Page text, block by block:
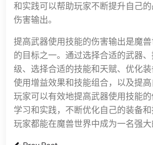
和实践可以帮助玩家不断提升自己
伤害输出。
提高武器使用技能的伤害输出是魔
的目标之一。通过选择合适的武器
级、选择合适的技能和天赋、优化装
使用增益效果和技能组合，以及提高
玩家可以有效地提高武器使用技能
学习和实践，不断优化自己的装备
玩家都能在魔兽世界中成为一名强大